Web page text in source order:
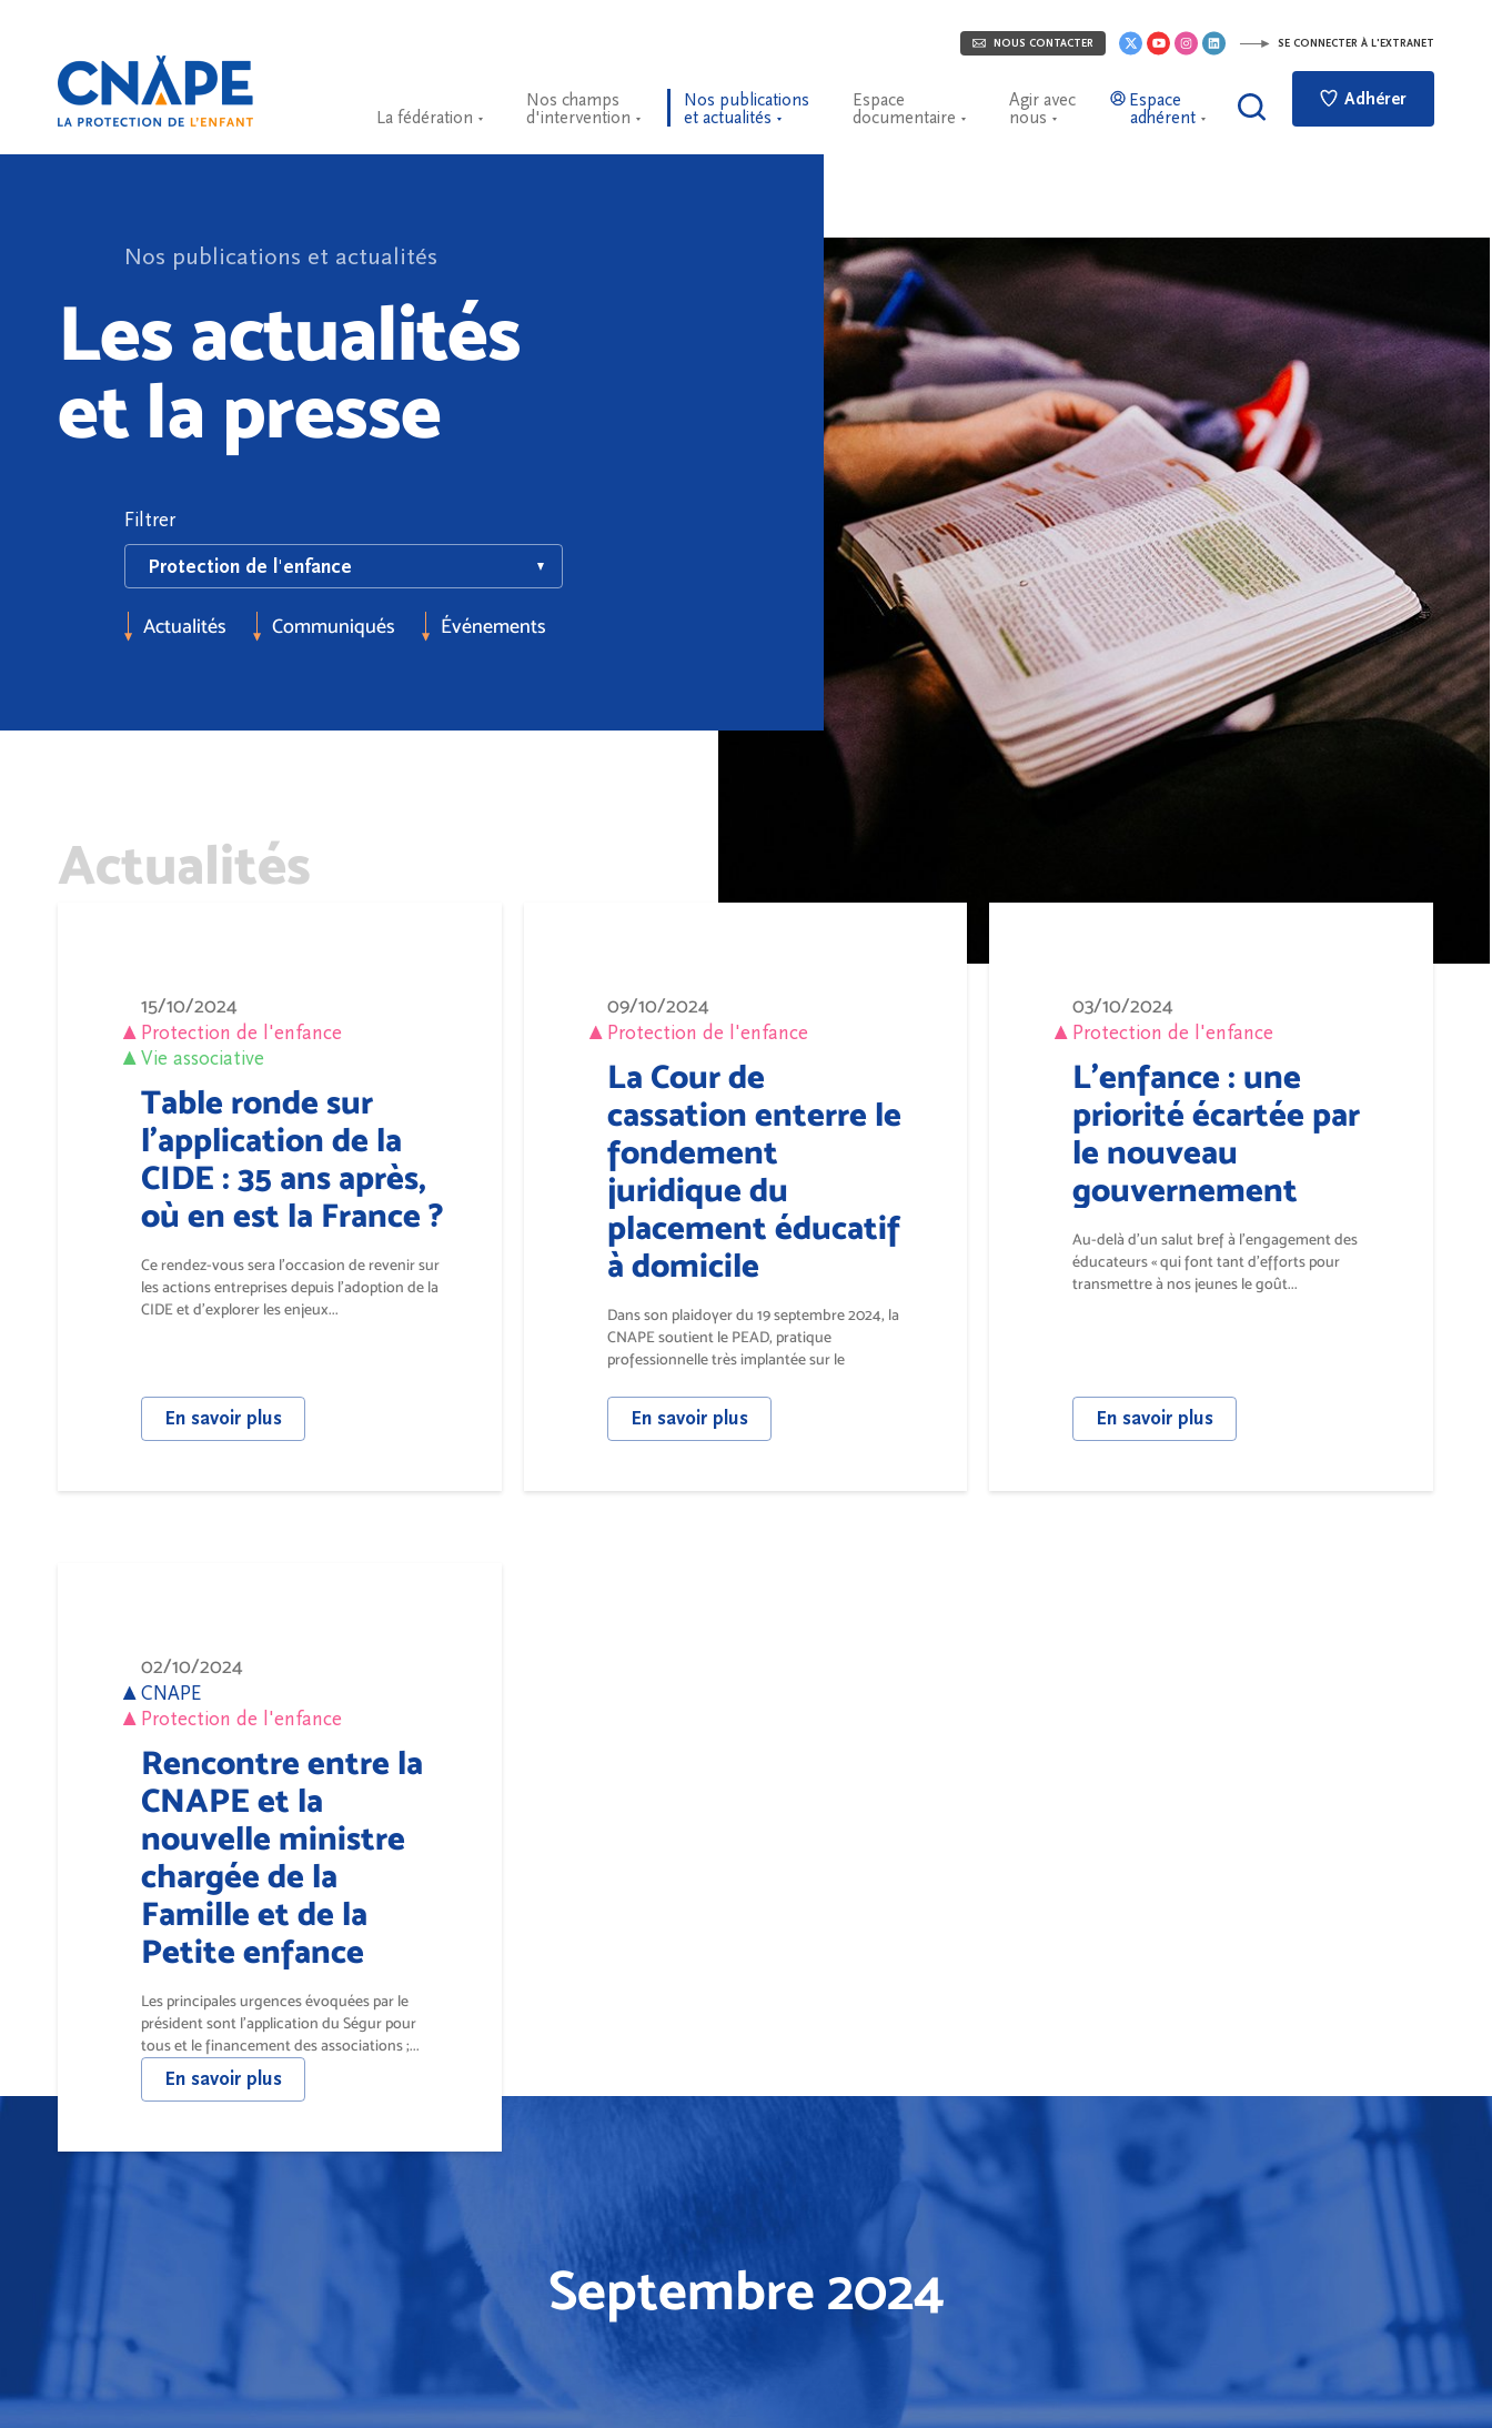
NOUS CONTACTER SE CONNECTER À L'EXTRANET
La fédération
Nos champs
d'intervention
Nos publications
et actualités
Espace
documentaire
Agir avec
nous
Espace
adhérent
Adhérer
Nos publications et actualités
Les actualités
et la presse
Filtrer
Actualités Communiqués Événements
Actualités
15/10/2024
Protection de l'enfance
Vie associative
Table ronde sur
l'application de la
CIDE : 35 ans après,
où en est la France ?
Ce rendez-vous sera l’occasion de revenir sur
les actions entreprises depuis l’adoption de la
CIDE et d’explorer les enjeux...
En savoir plus
09/10/2024
Protection de l'enfance
La Cour de
cassation enterre le
fondement
juridique du
placement éducatif
à domicile
Dans son plaidoyer du 19 septembre 2024, la
CNAPE soutient le PEAD, pratique
professionnelle très implantée sur le
En savoir plus
03/10/2024
Protection de l'enfance
L’enfance : une
priorité écartée par
le nouveau
gouvernement
Au-delà d’un salut bref à l’engagement des
éducateurs « qui font tant d’efforts pour
transmettre à nos jeunes le goût...
En savoir plus
02/10/2024
CNAPE
Protection de l'enfance
Rencontre entre la
CNAPE et la
nouvelle ministre
chargée de la
Famille et de la
Petite enfance
Les principales urgences évoquées par le
président sont l’application du Ségur pour
tous et le financement des associations ;...
En savoir plus
Septembre 2024